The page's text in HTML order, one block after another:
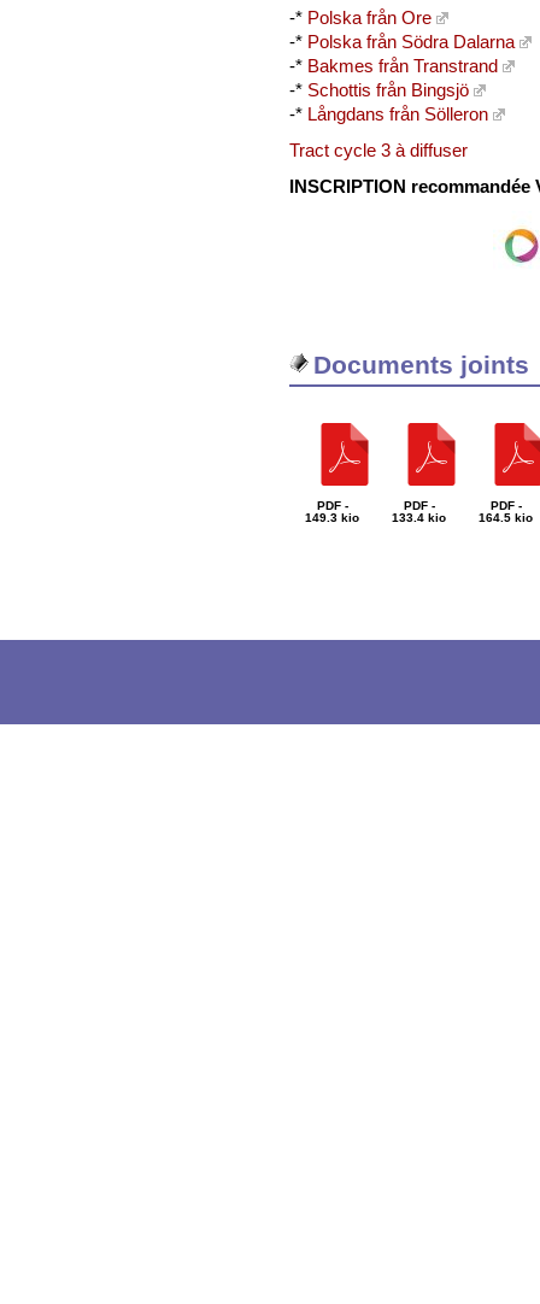
-* Polska från Ore
-* Polska från Södra Dalarna
-* Bakmes från Transtrand
-* Schottis från Bingsjö
-* Långdans från Sölleron
Tract cycle 3 à diffuser
INSCRIPTION recommandée
Documents joints
PDF -
149.3 kio
PDF -
133.4 kio
PDF -
164.5 kio